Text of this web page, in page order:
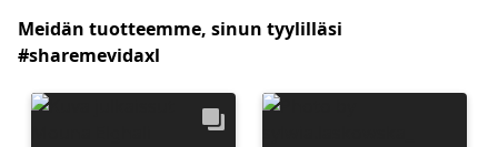
Meidän tuotteemme, sinun tyylilläsi
#sharemevidaxl